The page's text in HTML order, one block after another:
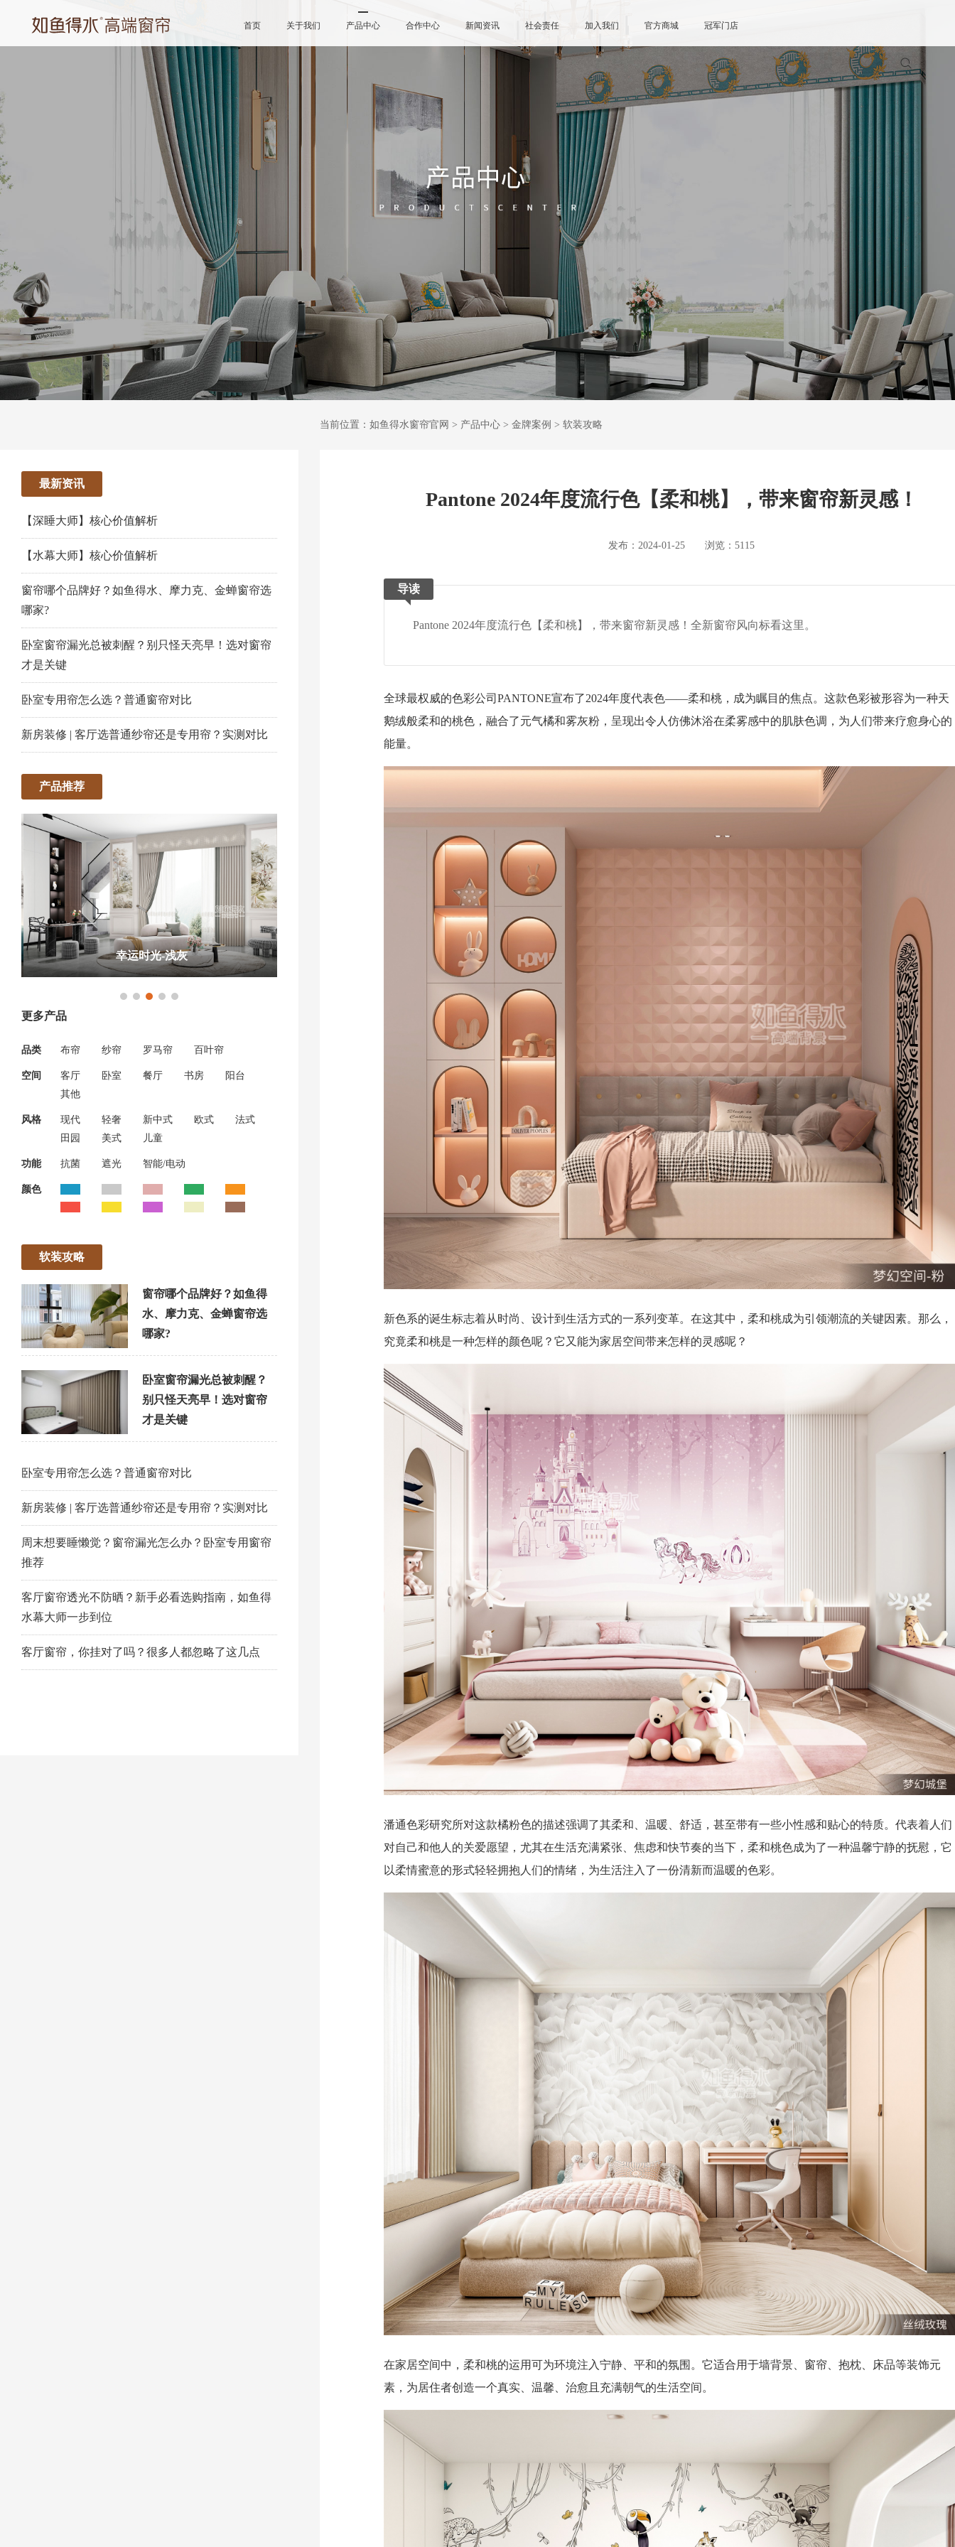
首页 关于我们 产品中心 合作中心 新闻资讯 社会责任 加入我们 官方商城 冠军门店
最新资讯
【深睡大师】核心价值解析
【水幕大师】核心价值解析
窗帘哪个品牌好？如鱼得水、摩力克、金蝉窗帘选
哪家?
卧室窗帘漏光总被刺醒？别只怪天亮早！选对窗帘
才是关键
卧室专用帘怎么选？普通窗帘对比
新房装修 | 客厅选普通纱帘还是专用帘？实测对比
产品推荐
幸运时光-浅灰
更多产品
品类 布帘 纱帘 罗马帘 百叶帘
空间 客厅 卧室 餐厅 书房
阳台
其他
风格 现代 轻奢 新中式 欧式
法式
田园
美式 儿童
功能 抗菌 遮光 智能/电动
颜色
软装攻略
窗帘哪个品牌好？如鱼得
水、摩力克、金蝉窗帘选
哪家?
卧室窗帘漏光总被刺醒？
别只怪天亮早！选对窗帘
才是关键
卧室专用帘怎么选？普通窗帘对比
新房装修 | 客厅选普通纱帘还是专用帘？实测对比
周末想要睡懒觉？窗帘漏光怎么办？卧室专用窗帘
推荐
客厅窗帘透光不防晒？新手必看选购指南，如鱼得
水幕大师一步到位
客厅窗帘，你挂对了吗？很多人都忽略了这几点
当前位置： 如鱼得水窗帘官网 > 产品中心 > 金牌案例 > 软装攻略
Pantone 2024年度流行色【柔和桃】，带来窗帘新灵感！
发布：2024-01-25 浏览：5115
导读
Pantone 2024年度流行色【柔和桃】，带来窗帘新灵感！全新窗帘风向标看这里。
全球最权威的色彩公司 PANTONE宣布了2024年度代表色——柔和桃，成为瞩目的焦点。这款色彩被形容为一种天
鹅绒般柔和的桃色，融合了元气橘和雾灰粉，呈现出令人仿佛沐浴在柔雾感中的肌肤色调，为人们带来疗愈身心的
能量。
新色系的诞生标志着从时尚、设计到生活方式的一系列变革。在这其中，柔和桃成为引领潮流的关键因素。那么，
究竟柔和桃是一种怎样的颜色呢？它又能为家居空间带来怎样的灵感呢？
潘通色彩研究所对这款橘粉色的描述强调了其柔和、温暖、舒适，甚至带有一些小性感和贴心的特质。代表着人们
对自己和他人的关爱愿望，尤其在生活充满紧张、焦虑和快节奏的当下，柔和桃色成为了一种温馨宁静的抚慰，它
以柔情蜜意的形式轻轻拥抱人们的情绪，为生活注入了一份清新而温暖的色彩。
在家居空间中，柔和桃的运用可为环境注入宁静、平和的氛围。它适合用于墙背景、窗帘、抱枕、床品等装饰元
素，为居住者创造一个真实、温馨、治愈且充满朝气的生活空间。